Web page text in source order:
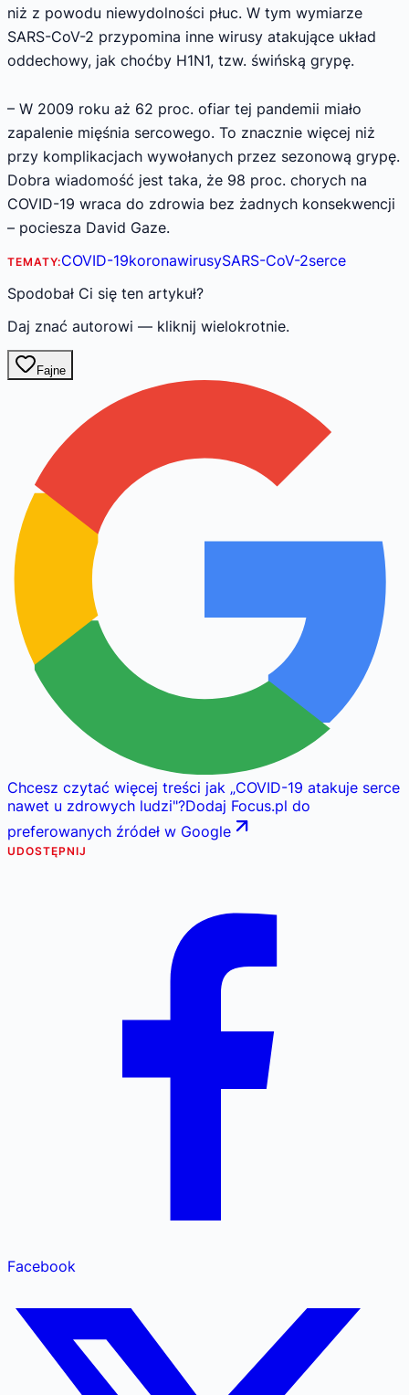
niż z powodu niewydolności płuc. W tym wymiarze
SARS-CoV-2 przypomina inne wirusy atakujące układ
oddechowy, jak choćby H1N1, tzw. świńską grypę.
– W 2009 roku aż 62 proc. ofiar tej pandemii miało
zapalenie mięśnia sercowego. To znacznie więcej niż
przy komplikacjach wywołanych przez sezonową grypę.
Dobra wiadomość jest taka, że 98 proc. chorych na
COVID-19 wraca do zdrowia bez żadnych konsekwencji
– pociesza David Gaze.
TEMATY:COVID-19koronawirusySARS-CoV-2serce
Spodobał Ci się ten artykuł?
Daj znać autorowi — kliknij wielokrotnie.
Fajne
Chcesz czytać więcej treści jak „COVID-19 atakuje serce
nawet u zdrowych ludzi"?Dodaj Focus.pl do
preferowanych źródeł w Google
UDOSTĘPNIJ
Facebook